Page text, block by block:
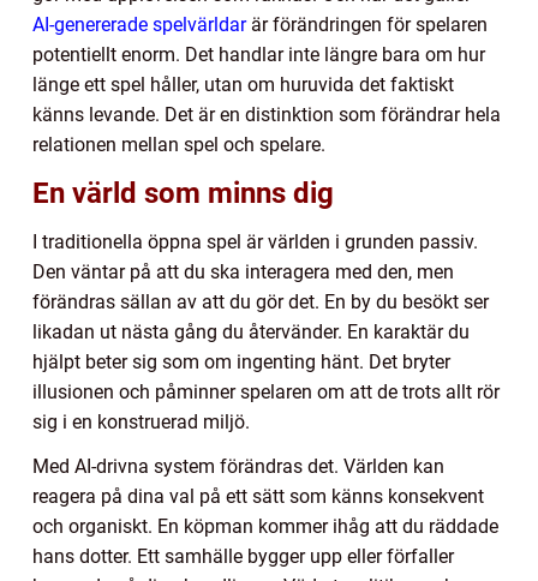
AI-genererade spelvärldarär förändringen för spelaren
potentiellt enorm. Det handlar inte längre bara om hur
länge ett spel håller, utan om huruvida det faktiskt
känns levande. Det är en distinktion som förändrar hela
relationen mellan spel och spelare.
En värld som minns dig
I traditionella öppna spel är världen i grunden passiv.
Den väntar på att du ska interagera med den, men
förändras sällan av att du gör det. En by du besökt ser
likadan ut nästa gång du återvänder. En karaktär du
hjälpt beter sig som om ingenting hänt. Det bryter
illusionen och påminner spelaren om att de trots allt rör
sig i en konstruerad miljö.
Med AI-drivna system förändras det. Världen kan
reagera på dina val på ett sätt som känns konsekvent
och organiskt. En köpman kommer ihåg att du räddade
hans dotter. Ett samhälle bygger upp eller förfaller